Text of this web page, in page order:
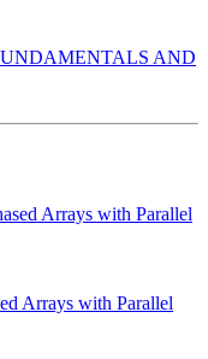
AND
Arrays with Parallel